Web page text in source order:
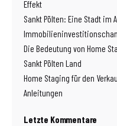
Effekt
Sankt Pölten: Eine Stadt im
Die Bedeutung von Home
Sankt Pölten Land
Home Staging für den
Anleitungen
Letzte Kommentare